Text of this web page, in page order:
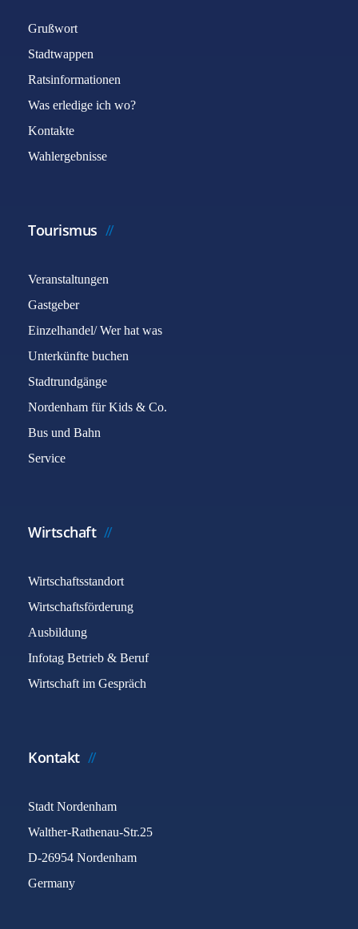
Grußwort
Stadtwappen
Ratsinformationen
Was erledige ich wo?
Kontakte
Wahlergebnisse
Tourismus
Veranstaltungen
Gastgeber
Einzelhandel/ Wer hat was
Unterkünfte buchen
Stadtrundgänge
Nordenham für Kids & Co.
Bus und Bahn
Service
Wirtschaft
Wirtschaftsstandort
Wirtschaftsförderung
Ausbildung
Infotag Betrieb & Beruf
Wirtschaft im Gespräch
Kontakt
Stadt Nordenham
Walther-Rathenau-Str.25
D-26954 Nordenham
Germany